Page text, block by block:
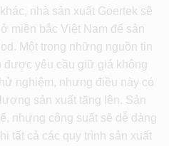
nhà sản xuất Goertek sẽ
miền bắc Việt Nam để sản
Một trong những nguồn tin
được yêu cầu giữ giá không
nghiệm, nhưng điều này có
sản xuất tăng lên. Sản
nhưng công suất sẽ dễ dàng
tất cả các quy trình sản xuất